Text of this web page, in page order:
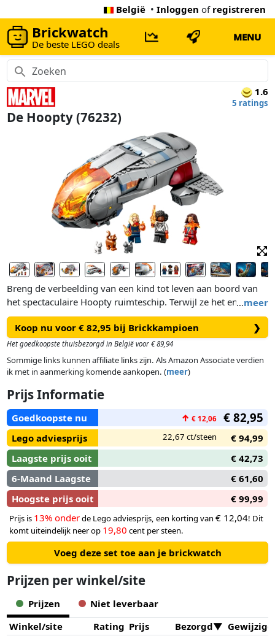
België • Inloggen of registreren
Brickwatch
De beste LEGO deals
MENU
1.6
5 ratings
De Hoopty (76232)
…meer
Breng de verbeelding van een kind tot leven aan boord van
het spectaculaire Hoopty ruimteschip. Terwijl ze het ene
avontuur na het andere beleven, kunnen kinderen de 2
noppenschieters gebruiken als bescherming tegen aanvallen.
Door de cockpit van de Hoopty te openen krijgen ze toegang
tot de wetenschappelijke apparatuur, lp's en andere
accessoires van het ruimteschip. Er is ook ruimte voor de
Photon – plus Goose de Flerken.
Koop nu voor € 82,95 bij Brickkampioen ❯
Het goedkoopste thuisbezorgd in België voor € 89,94
Sommige links kunnen affiliate links zijn. Als Amazon Associate verdien
ik met in aanmerking komende aankopen. (meer)
Prijs Informatie
Goedkoopste nu ↑ € 12,06 € 82,95
Lego adviesprijs 22,67 ct/steen
€ 94,99
Laagste prijs ooit
€ 42,73
6-Maand Laagste
€ 61,60
Hoogste prijs ooit
€ 99,99
Prijs is 13% onderde Lego adviesprijs, een korting van € 12,04! Dit
komt uiteindelijk neer op 19,80 cent per steen.
Voeg deze set toe aan je brickwatch
Prijzen per winkel/site
Prijzen
Niet leverbaar
Winkel/site
Rating Prijs Bezorgd
Gewijzigd